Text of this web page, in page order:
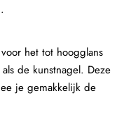
het tot hoogglans
de kunstnagel. Deze
je gemakkelijk de